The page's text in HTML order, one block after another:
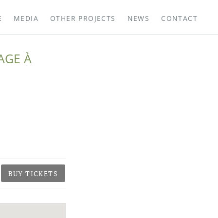
MEDIA OTHER PROJECTS NEWS CONTACT
À
BUY TICKETS